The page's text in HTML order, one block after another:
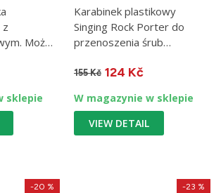
Może
sklepie
Karabinek plastikowy
Singing Rock Porter do
przenoszenia śrub
narzędzi /...
155 Kč 124 Kč
W magazynie w sklepie
VIEW DETAIL
-20 % -23 %